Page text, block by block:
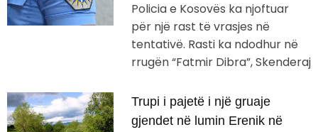
Policia e Kosovës ka njoftuar
për një rast të vrasjes në
tentativë. Rasti ka ndodhur në
rrugën “Fatmir Dibra”, Skenderaj
Trupi i pajetë i një gruaje
gjendet në lumin Erenik në